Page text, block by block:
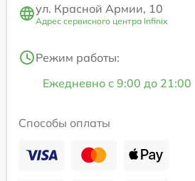
ул. Красной Армии, 10
Адрес сервисного центра Infinix
Режим работы:
Ежедневно с 9:00 до 21:00
Способы оплаты